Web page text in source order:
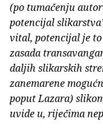
(po tumačenju
potencijal
vital, potencijal je
zasada
daljih slikarskih
zanemarene
poput Lazara)
uvide u, riječima